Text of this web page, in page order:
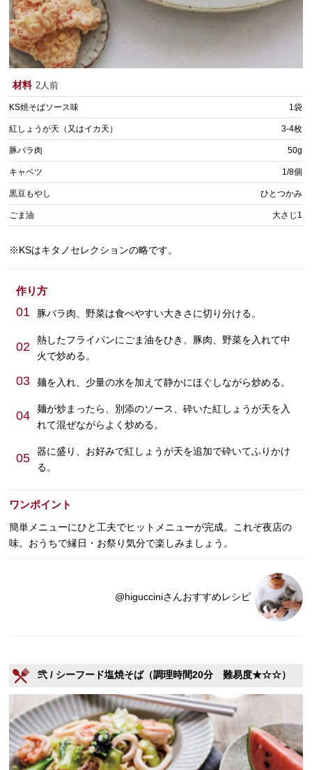
材料 2人前
KS焼そばソース味 1袋
紅しょうが天（又はイカ天） 3-4枚
豚バラ肉 50g
キャベツ 1/8個
黒豆もやし ひとつかみ
ごま油 大さじ1
※KSはキタノセレクションの略です。
作り方
01 豚バラ肉、野菜は食べやすい大きさに切り分ける。
02
熱したフライパンにごま油をひき、豚肉、野菜を入れて中
火で炒める。
03 麺を入れ、少量の水を加えて静かにほぐしながら炒める。
04
麺が炒まったら、別添のソース、砕いた紅しょうが天を入
れて混ぜながらよく炒める。
05
器に盛り、お好みで紅しょうが天を追加で砕いてふりかけ
る。
ワンポイント
簡単メニューにひと工夫でヒットメニューが完成。これぞ夜店の
味。おうちで縁日・お祭り気分で楽しみましょう。
@higucciniさんおすすめレシピ
弐 / シーフード塩焼そば（調理時間20分 難易度★☆☆）